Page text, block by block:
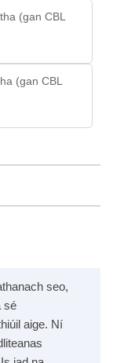
(gan CBL
(gan CBL
seo,
sé
aige. Ní